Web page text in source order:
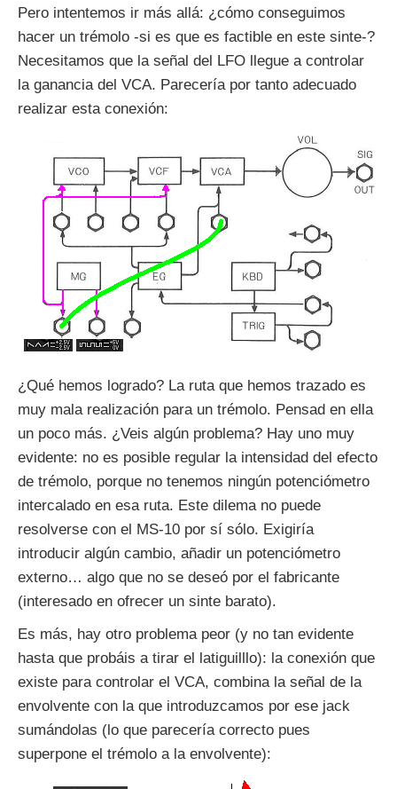
Pero intentemos ir más allá: ¿cómo conseguimos
hacer un trémolo -si es que es factible en este sinte-?
Necesitamos que la señal del LFO llegue a controlar
la ganancia del VCA. Parecería por tanto adecuado
realizar esta conexión:
¿Qué hemos logrado? La ruta que hemos trazado es
muy mala realización para un trémolo. Pensad en ella
un poco más. ¿Veis algún problema? Hay uno muy
evidente: no es posible regular la intensidad del efecto
de trémolo, porque no tenemos ningún potenciómetro
intercalado en esa ruta. Este dilema no puede
resolverse con el MS-10 por sí sólo. Exigiría
introducir algún cambio, añadir un potenciómetro
externo… algo que no se deseó por el fabricante
(interesado en ofrecer un sinte barato).
Es más, hay otro problema peor (y no tan evidente
hasta que probáis a tirar el latiguilllo): la conexión que
existe para controlar el VCA, combina la señal de la
envolvente con la que introduzcamos por ese jack
sumándolas (lo que parecería correcto pues
superpone el trémolo a la envolvente):